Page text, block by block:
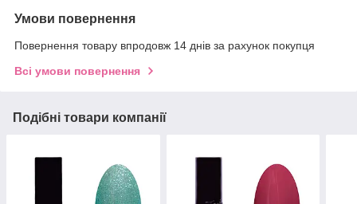
Умови повернення
Повернення товару впродовж 14 днів за рахунок покупця
Всі умови повернення
Подібні товари компанії